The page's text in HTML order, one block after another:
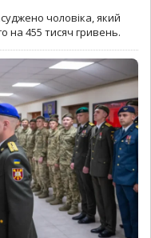
чоловіка, який
на 455 тисяч гривень.